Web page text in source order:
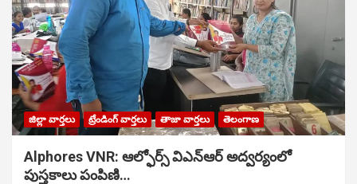
జిల్లా వార్తలు ట్రేండింగ్ వార్తలు తాజా వార్తలు తెలంగాణ
Alphores VNR: ఆల్ఫోర్స్ విఎన్ఆర్ అద్వర్యంలో
పుస్తకాలు పంపిణి…